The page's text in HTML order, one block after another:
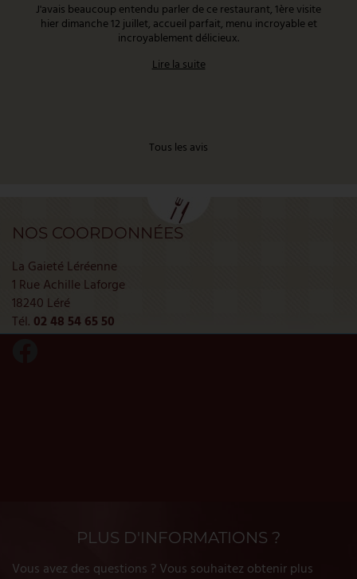
J'avais beaucoup entendu parler de ce restaurant, 1ère visite
hier dimanche 12 juillet, accueil parfait, menu incroyable et
incroyablement délicieux.
Lire la suite
Tous les avis
NOS COORDONNÉES
La Gaieté Léréenne
1 Rue Achille Laforge
18240 Léré
Tél. 02 48 54 65 50
PLUS D'INFORMATIONS ?
Vous avez des questions ? Vous souhaitez obtenir plus